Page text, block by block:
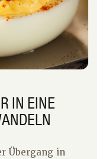
IN EINE
Übergang in